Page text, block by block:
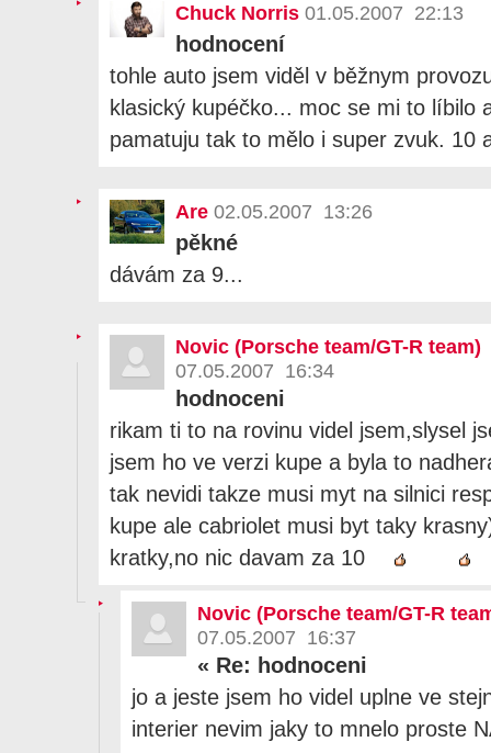
Chuck Norris 01.05.2007 22:13
hodnocení
tohle auto jsem viděl v běžnym
klasický kupéčko... moc se mi to líbilo
pamatuju tak to mělo i super zvuk. 10
Are 02.05.2007 13:26
pěkné
dávám za 9...
Novic (Porsche team/GT-R team)
07.05.2007 16:34
hodnoceni
rikam ti to na rovinu videl jsem,slysel
jsem ho ve verzi kupe a byla to
tak nevidi takze musi myt na silnici
kupe ale cabriolet musi byt taky
kratky,no nic davam za 10
Novic (Porsche team/GT-R
07.05.2007 16:37
« Re: hodnoceni
jo a jeste jsem ho videl uplne ve
interier nevim jaky to mnelo proste